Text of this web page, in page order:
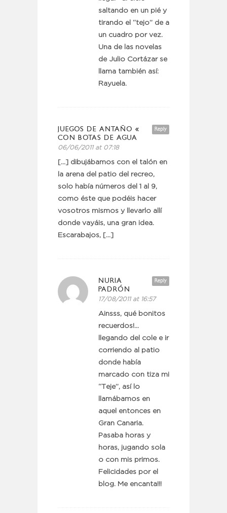
saltando en un pié y
tirando el “tejo” de a
un cuadro por vez.
Una de las novelas
de Julio Cortázar se
llama también así:
Rayuela.
Reply
JUEGOS DE ANTAÑO «
CON BOTAS DE AGUA
06/06/2011 at 07:18
[…] dibujábamos con el talón en
la arena del patio del recreo,
solo había números del 1 al 9,
como éste que podéis hacer
vosotros mismos y llevarlo allí
donde vayáis, una gran idea.
Escarabajos, […]
Reply
NURIA
PADRÓN
17/08/2011 at 16:57
Ainsss, qué bonitos
recuerdos!…
llegando del cole e ir
corriendo al patio
donde había
marcado con tiza mi
“Teje”, así lo
llamábamos en
aquel entonces en
Gran Canaria.
Pasaba horas y
horas, jugando sola
o con mis primos.
Felicidades por el
blog. Me encanta!!!